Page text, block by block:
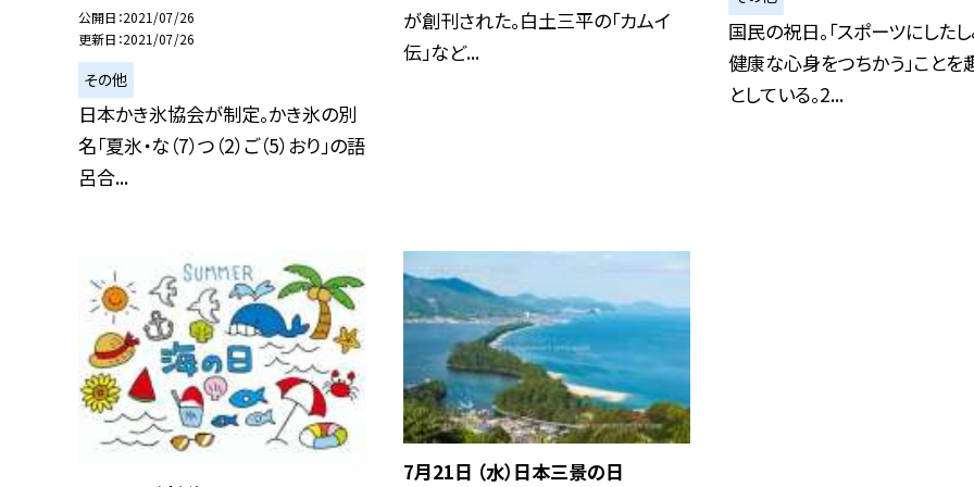
公開日 2021/07/26
更新日 2021/07/26
その他
日本かき氷協会が制定。かき氷の別
名「夏氷・な（7）つ（2）ご（5）おり」の語
呂合...
が創刊された。白土三平の「カムイ
伝」など...
国民の祝日。「スポーツにしたし
健康な心身をつちかう」ことを
としている。2...
7月21日 （水）日本三景の日